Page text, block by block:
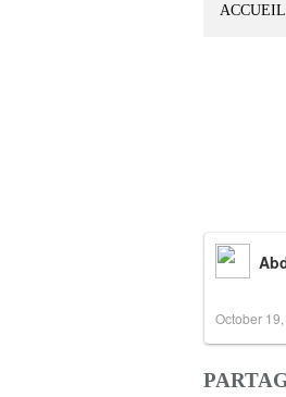
ACCUEIL
October